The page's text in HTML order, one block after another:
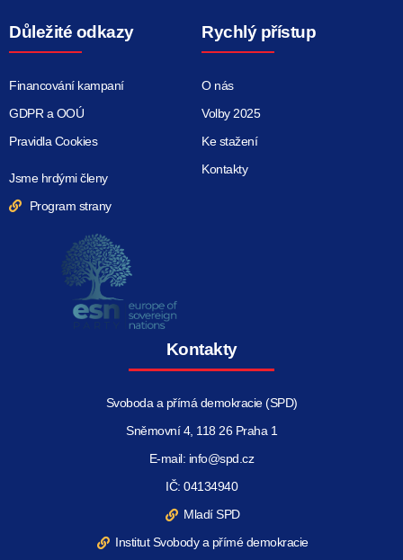
Důležité odkazy
Financování kampaní
GDPR a OOÚ
Pravidla Cookies
Jsme hrdými členy
Program strany
Rychlý přístup
O nás
Volby 2025
Ke stažení
Kontakty
Kontakty
Svoboda a přímá demokracie (SPD)
Sněmovní 4, 118 26 Praha 1
E-mail: info@spd.cz
IČ: 04134940
Mladí SPD
Institut Svobody a přímé demokracie